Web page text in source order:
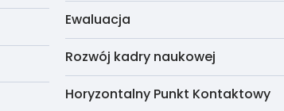
Ewaluacja
Rozwój kadry naukowej
Horyzontalny Punkt Kontaktowy